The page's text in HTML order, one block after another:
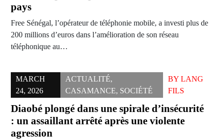
pays
Free Sénégal, l’opérateur de téléphonie mobile, a investi plus de
200 millions d’euros dans l’amélioration de son réseau
téléphonique au…
MARCH
24, 2026
ACTUALITÉ,
CASAMANCE, SOCIÉTÉ
BYLANG
FILS
Diaobé plongé dans une spirale d’insécurité
: un assaillant arrêté après une violente
agression